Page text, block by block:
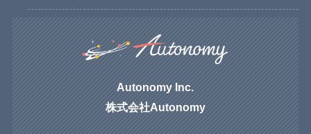
Autonomy Inc.
株式会社Autonomy